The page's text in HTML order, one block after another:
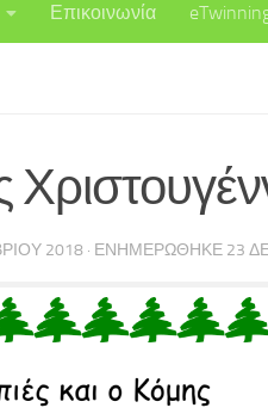
Επικοινωνία
2018 · ΕΝΗΜΕΡΏΘΗΚΕ 23